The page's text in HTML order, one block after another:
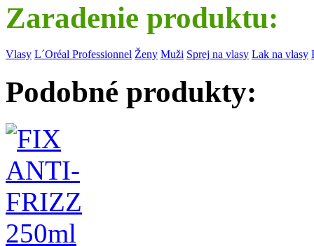
Zaradenie produktu:
Vlasy L´Oréal Professionnel Ženy Muži Sprej na vlasy Lak na vlasy
Podobné produkty: